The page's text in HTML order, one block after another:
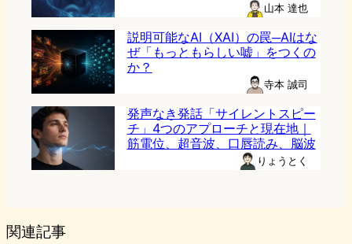
山本 達也
説明可能なAI（XAI）の罠─AIはな
ぜ「もっともらしい嘘」をつくの
か？
寺本 誠司
発声なき発話「サイレントスピー
チ」4つのアプローチと現在地｜
筋電位、超音波、口唇読み、脳波
りょうとく
関連記事